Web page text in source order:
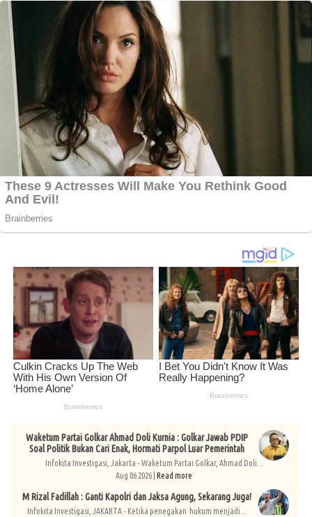
Waketum Partai Golkar Ahmad Doli Kurnia : Golkar Jawab PDIP
Soal Politik Bukan Cari Enak, Hormati Parpol Luar Pemerintah
Infokita Investigasi, Jakarta - Waketum Partai Golkar, Ahmad Doli...
Aug 06 2026 | Read more
M Rizal Fadillah : Ganti Kapolri dan Jaksa Agung, Sekarang Juga!
Infokita Investigasi, JAKARTA - Ketika penegakan hukum menjadi...